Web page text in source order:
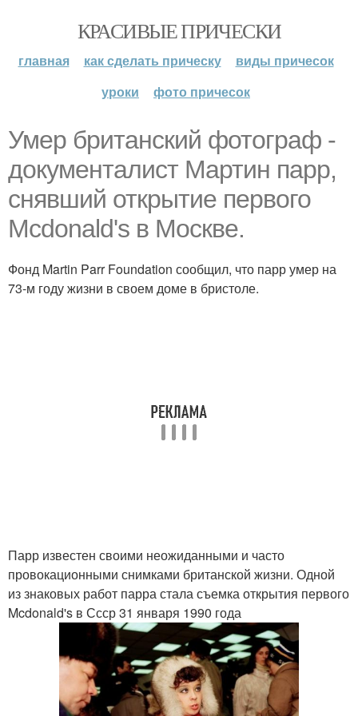
КРАСИВЫЕ ПРИЧЕСКИ
главная как сделать прическу
виды причесок
уроки
фото причесок
Умер британский фотограф -
документалист Мартин парр,
снявший открытие первого
Mcdonald's в Москве.
Фонд Martin Parr Foundation сообщил, что парр умер на
73-м году жизни в своем доме в бристоле.
Парр известен своими неожиданными и часто
провокационными снимками британской жизни. Одной
из знаковых работ парра стала съемка открытия первого
Mcdonald's в Ссср 31 января 1990 года